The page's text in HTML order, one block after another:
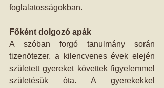
foglalatosságokban.
Főként dolgozó apák
A szóban forgó tanulmány során
tizenötezer, a kilencvenes évek elején
született gyereket követtek figyelemmel
születésük óta. A gyerekekkel